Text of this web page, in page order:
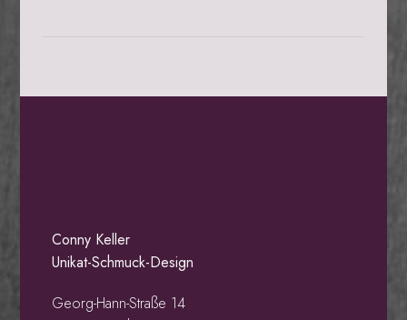
Conny Keller
Unikat-Schmuck-Design
Georg-Hann-Straße 14